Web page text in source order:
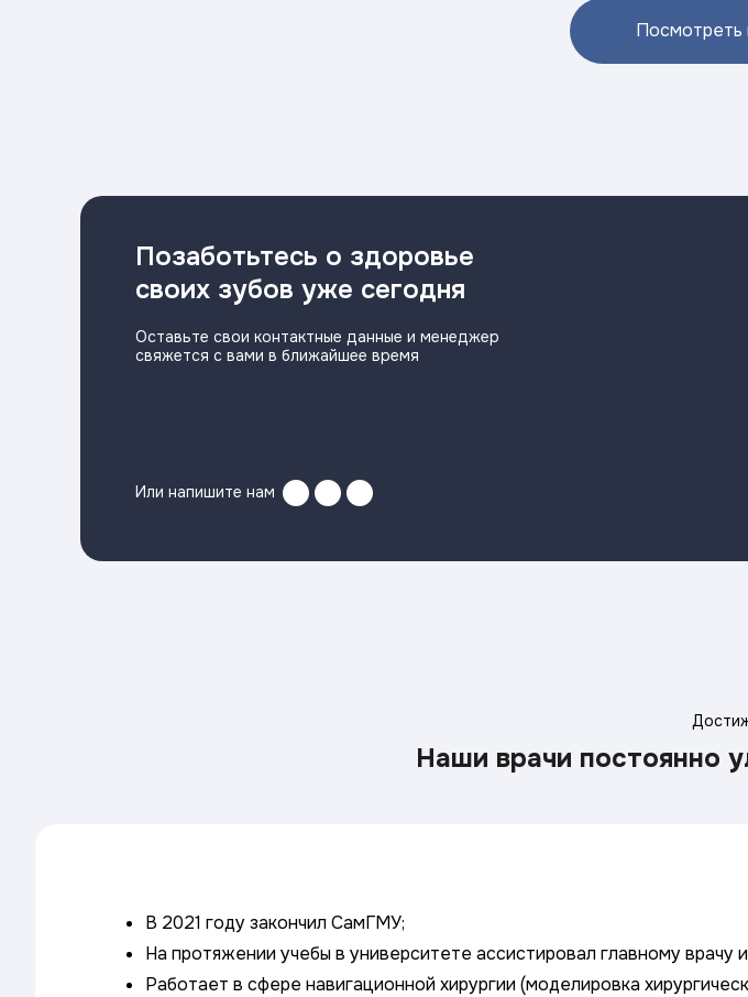
Посмотреть
Или напишите нам
Оставьте свои контактные данные и менеджер
свяжется с вами в ближайшее время
Позаботьтесь о здоровье
своих зубов уже сегодня
Наши врачи постоянно
В 2021 году закончил СамГМУ;
На протяжении учебы в университете ассистировал главному
Работает в сфере навигационной хирургии (моделировка